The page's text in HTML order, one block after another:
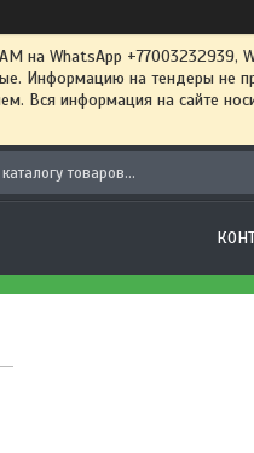
+77003232939,
Информацию на тендеры не
Вся информация на сайте